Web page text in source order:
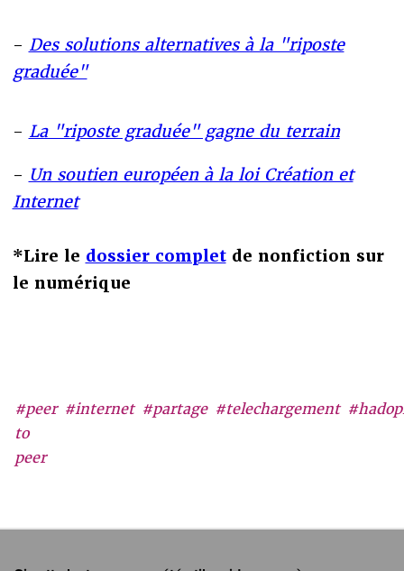
#peer
to
peer
#internet #partage #telechargement
- Des solutions alternatives à la "riposte
graduée"
- La "riposte graduée" gagne du terrain
- Un soutien européen à la loi Création et
Internet
*Lire le dossier completde nonfiction sur
le numérique